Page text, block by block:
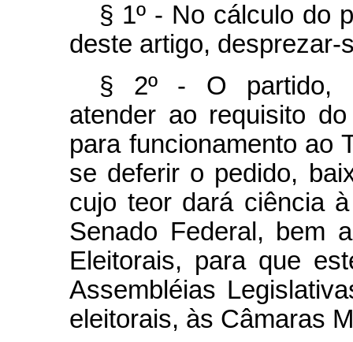
§ 1º - No cálculo do
deste artigo, desprezar-
§ 2º - O partido,
atender ao requisito
para funcionamento ao
se deferir o pedido,
cujo teor dará ciência
Senado Federal, bem
Eleitorais, para que
Assembléias
eleitorais, às Câmaras